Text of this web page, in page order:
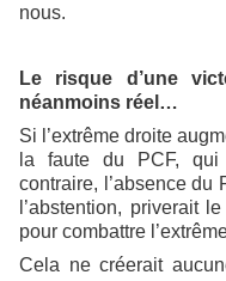
nous.
Le risque d’une
néanmoins réel…
Si l’extrême droite
la faute du PCF,
contraire, l’absence du
l’abstention, priverait
pour combattre
Cela ne créerait